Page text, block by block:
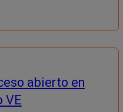
abierto en
VE